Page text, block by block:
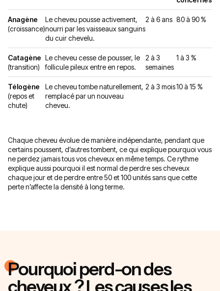
Anagène
(croissance)
Le cheveu pousse activement,
nourri par les vaisseaux sanguins
du cuir chevelu.
2 à 6 ans 80 à 90 %
Catagène
(transition)
Le cheveu cesse de pousser, le
follicule pileux entre en repos.
2 à 3
semaines
1 à 3 %
Télogène
(repos et
chute)
Le cheveu tombe naturellement,
remplacé par un nouveau
cheveu.
2 à 3 mois10 à 15 %
Chaque cheveu évolue de manière indépendante, pendant que
certains poussent, d’autres tombent, ce qui explique pourquoi vous
ne perdez jamais tous vos cheveux en même temps. Ce rythme
explique aussi pourquoi il est normal de perdre ses cheveux
chaque jour et de perdre entre 50 et 100 unités sans que cette
perte n’affecte la densité à long terme.
Pourquoi perd-on des
cheveux ? Les causes les